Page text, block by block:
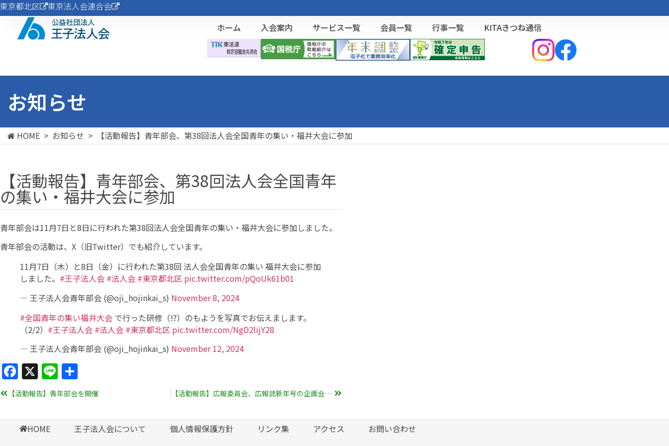
東京都北区
東京法人会連合会
ホーム
入会案内 サービス一覧 会員一覧 行事一覧 KITAきつね通信
お知らせ
HOME > お知らせ > 【活動報告】青年部会、第38回法人会全国青年の集い・福井大会に参加
【活動報告】青年部会、第38回法人会全国青年
の集い・福井大会に参加
青年部会は11月7日と8日に行われた第38回法人会全国青年の集い・福井大会に参加しました。
青年部会の活動は、X（旧Twitter）でも紹介しています。
11月7日（木）と8日（金）に行われた第38回 法人会全国青年の集い 福井大会に参加
しました。 #王子法人会 #法人会 #東京都北区 pic.twitter.com/pQoUk61b01
— 王子法人会青年部会 (@oji_hojinkai_s) November 8, 2024
#全国青年の集い福井大会 で行った研修（!?）のもようを写真でお伝えまします。
（2/2） #王子法人会 #法人会 #東京都北区 pic.twitter.com/NgD2lijY28
— 王子法人会青年部会 (@oji_hojinkai_s) November 12, 2024
Facebook
X Line
有
【活動報告】青年部会を開催 【活動報告】広報委員会、広報誌新年号の企画会議を実施
HOME 王子法人会について 個人情報保護方針 リンク集 アクセス お問い合わせ